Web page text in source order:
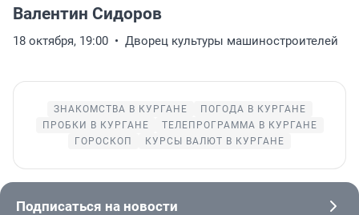
Валентин Сидоров
18 октября, 19:00 Дворец культуры машиностроителей
ЗНАКОМСТВА В КУРГАНЕ
ПОГОДА В КУРГАНЕ
ПРОБКИ В КУРГАНЕ
ТЕЛЕПРОГРАММА В КУРГАНЕ
ГОРОСКОП
КУРСЫ ВАЛЮТ В КУРГАНЕ
Подписаться на новости